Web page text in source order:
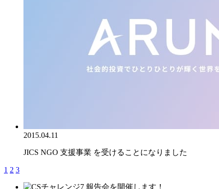
2015.04.11
JICS NGO 支援事業 を受けることになりました
1 2 3